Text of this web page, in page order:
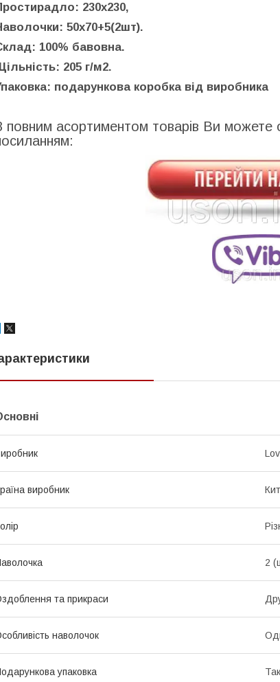
230х230,
50х70+5(2шт).
100% бавовна.
205 г/м2.
подарункова коробка від виробника
повним асортиментом товарів Ви
виробник
2
та прикраси
наволочок
упаковка Так